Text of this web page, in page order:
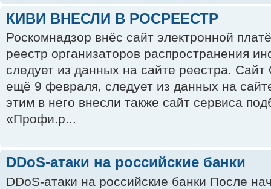
КИВИ ВНЕСЛИ В РОСРЕЕСТР
Роскомнадзор внёс сайт электронной
реестр организаторов распространения
следует из данных на сайте реестра. Сайт
ещё 9 февраля, следует из данных на
этим в него внесли также сайт сервиса
«Профи.р...
DDoS-атаки на российские банки
DDoS-атаки на российские банки После